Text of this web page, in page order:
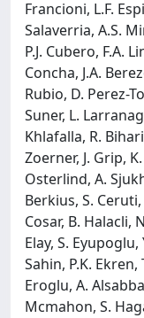
Francioni, L.F.
Salaverria, A.S.
P.J. Cubero, F.A.
Concha, J.A.
Rubio, D. Perez-
Suner, L.
Khlafalla, R.
Zoerner, J. Grip,
Osterlind, A.
Berkius, S.
Cosar, B. Halacli,
Elay, S. Eyupoglu,
Sahin, P.K. Ekren,
Eroglu, A.
Mcmahon, S.